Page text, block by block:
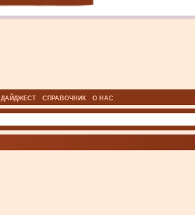
ДАЙДЖЕСТ СПРАВОЧНИК О НАС